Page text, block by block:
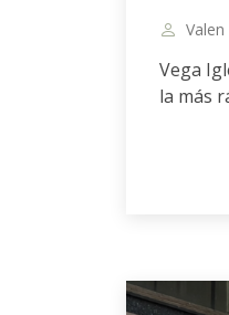
Valen
Vega
la más